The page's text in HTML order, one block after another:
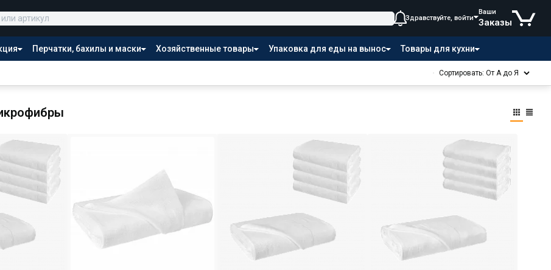
Здравствуйте, войти
Ваши
Заказы
Перчатки, бахилы и маски Хозяйственные товары Упаковка для еды на вынос Товары для кухни
Сортировать: От А до Я